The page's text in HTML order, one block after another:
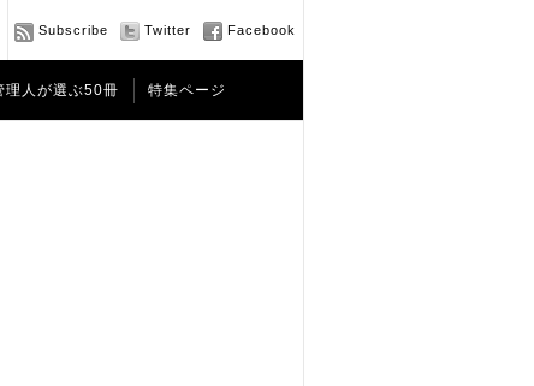
Subscribe Twitter Facebook
理人が選ぶ50冊 特集ページ